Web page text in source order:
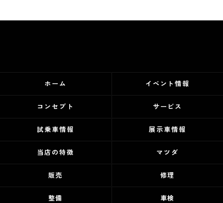
ホーム イベント情報
コンセプト サービス
試乗車情報 展示車情報
当店の特徴 マツダ
販売 修理
整備 車検